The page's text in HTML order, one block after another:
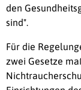
den
sind".
Für die
zwei Gesetze